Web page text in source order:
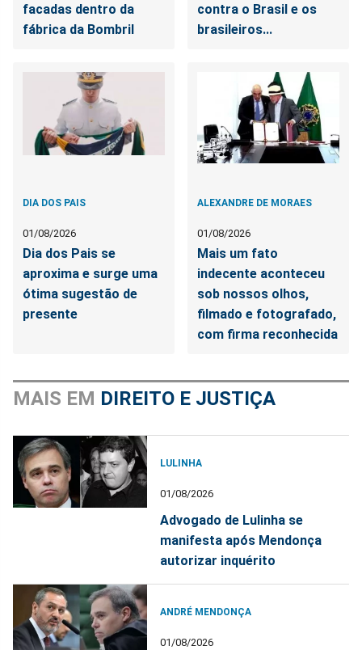
facadas dentro da
fábrica da Bombril
contra o Brasil e os
brasileiros...
DIA DOS PAIS
01/08/2026
Dia dos Pais se
aproxima e surge uma
ótima sugestão de
presente
ALEXANDRE DE MORAES
01/08/2026
Mais um fato
indecente aconteceu
sob nossos olhos,
filmado e fotografado,
com firma reconhecida
MAIS EM DIREITO E JUSTIÇA
LULINHA
01/08/2026
Advogado de Lulinha se
manifesta após Mendonça
autorizar inquérito
ANDRÉ MENDONÇA
01/08/2026